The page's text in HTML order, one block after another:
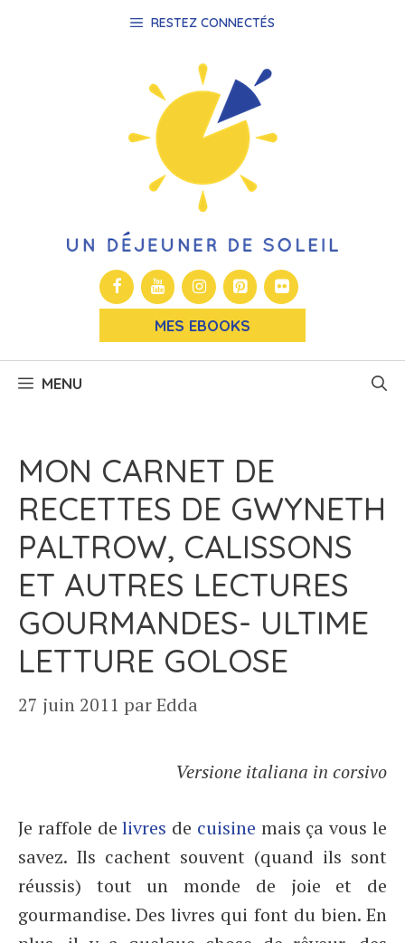
RESTEZ CONNECTÉS
MES EBOOKS
MENU
MON CARNET DE
RECETTES DE GWYNETH
PALTROW, CALISSONS
ET AUTRES LECTURES
GOURMANDES- ULTIME
LETTURE GOLOSE
27 juin 2011 parEdda
Versione italiana in corsivo
Je raffole delivres de cuisine mais ça vous le
savez. Ils cachent souvent (quand ils sont
réussis) tout un monde de joie et de
gourmandise. Des livres qui font du bien. En